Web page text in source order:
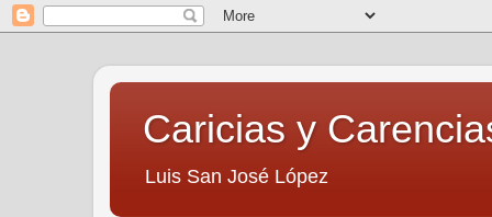
Caricias y
Luis San José López